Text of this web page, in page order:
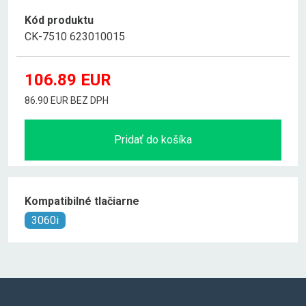
Kód produktu
CK-7510 623010015
106.89 EUR
86.90 EUR BEZ DPH
Pridať do košíka
Kompatibilné tlačiarne
3060i